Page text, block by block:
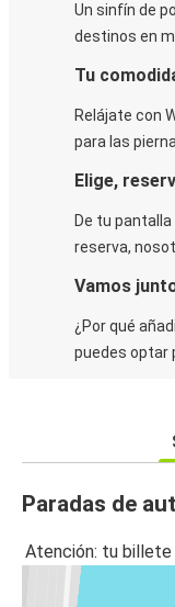
Un sinfín de
destinos en
Tu
Relájate con
para las
Elige,
De tu
reserva,
Vamos
¿Por qué
puedes optar
Paradas de
Atención: tu billete